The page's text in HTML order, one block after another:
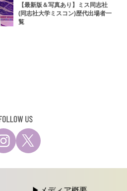
【最新版＆写真あり】ミス同志社
(同志社大学ミスコン)歴代出場者一
覧